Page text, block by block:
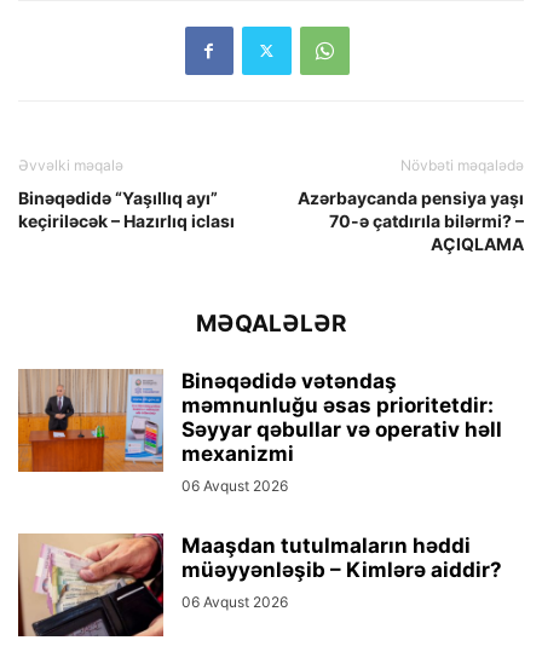
Əvvəlki məqalə
Binəqədidə “Yaşıllıq ayı”
keçiriləcək – Hazırlıq iclası
Növbəti məqalədə
Azərbaycanda pensiya yaşı
70-ə çatdırıla bilərmi? –
AÇIQLAMA
MƏQALƏLƏR
Binəqədidə vətəndaş
məmnunluğu əsas prioritetdir:
Səyyar qəbullar və operativ həll
mexanizmi
06 Avqust 2026
Maaşdan tutulmaların həddi
müəyyənləşib – Kimlərə aiddir?
06 Avqust 2026